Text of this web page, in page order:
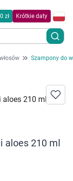
zł Krótkie daty
Szampony do
aloes 210 ml